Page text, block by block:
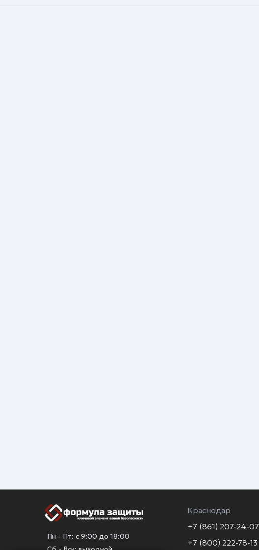
Краснодар
+7 (861) 207-24-07
+7 (800) 222-78-13
Пн - Пт: с 9:00 до 18:00